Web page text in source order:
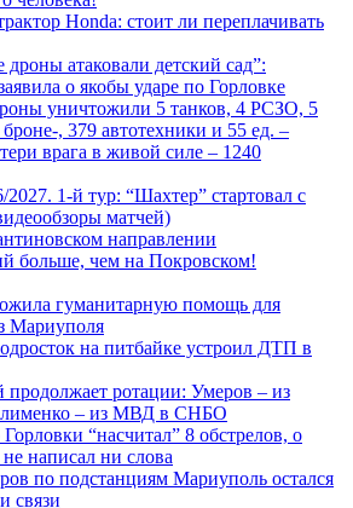
Honda: стоит ли переплачивать
дроны атаковали детский сад”:
о якобы ударе по Горловке
уничтожили 5 танков, 4 РСЗО, 5
, 379 автотехники и 55 ед. –
врага в живой силе – 1240
1-й тур: “Шахтер” стартовал с
матчей)
направлении
больше, чем на Покровском!
гуманитарную помощь для
Мариуполя
на питбайке устроил ДТП в
продолжает ротации: Умеров – из
– из МВД в СНБО
Горловки “насчитал” 8 обстрелов, о
написал ни слова
по подстанциям Мариуполь остался
связи